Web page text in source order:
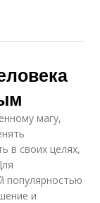
магу,
в своих целях,
популярностью
и